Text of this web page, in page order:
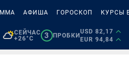
АФИША ГОРОСКОП КУРСЫ
СЕЙЧАС
+26°C
3 ПРОБКИ
USD 82,17
EUR 94,84